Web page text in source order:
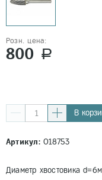
Розн. цена:
800 a
В
Артикул:018753
Диаметр хвостовика